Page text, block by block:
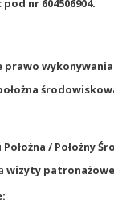
nr 604506904.
prawo
Położna / Położny
wizyty patronażowe